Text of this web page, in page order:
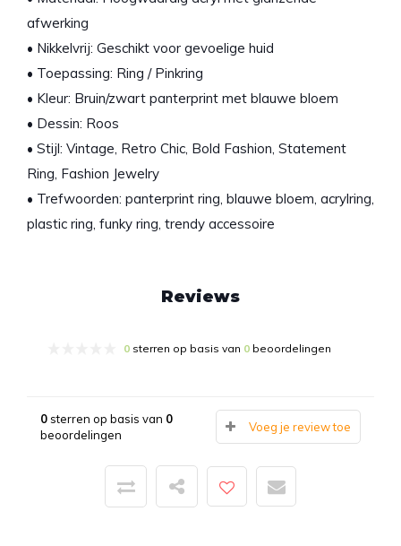
afwerking
• Nikkelvrij: Geschikt voor gevoelige huid
• Toepassing: Ring / Pinkring
• Kleur: Bruin/zwart panterprint met blauwe bloem
• Dessin: Roos
• Stijl: Vintage, Retro Chic, Bold Fashion, Statement
Ring, Fashion Jewelry
• Trefwoorden: panterprint ring, blauwe bloem, acrylring,
plastic ring, funky ring, trendy accessoire
Reviews
0 sterren op basis van 0 beoordelingen
0sterren op basis van 0
beoordelingen
Voeg je review toe